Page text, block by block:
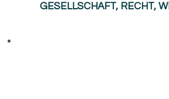
GESELLSCHAFT, RECHT,